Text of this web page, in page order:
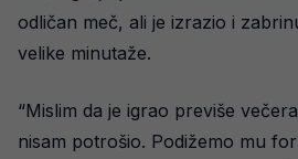
odličan meč, ali je izrazio i
velike minutaže.
“Mislim da je igrao previše
nisam potrošio. Podižemo mu